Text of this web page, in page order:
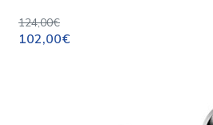
124,00€
102,00€